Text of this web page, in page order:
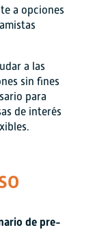
a opciones
a las
sin fines
para
de interés
de pre-